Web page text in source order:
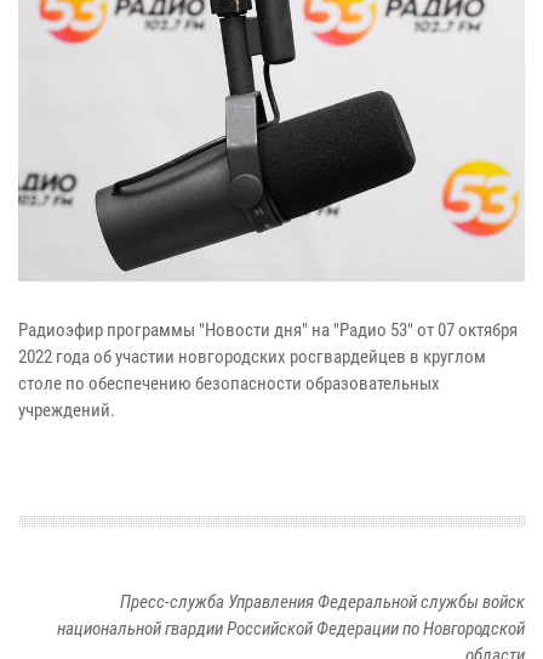
Радиоэфир программы "Новости дня" на "Радио 53" от 07 октября
2022 года об участии новгородских росгвардейцев в круглом
столе по обеспечению безопасности образовательных
учреждений.
Пресс-служба Управления Федеральной службы войск
национальной гвардии Российской Федерации по Новгородской